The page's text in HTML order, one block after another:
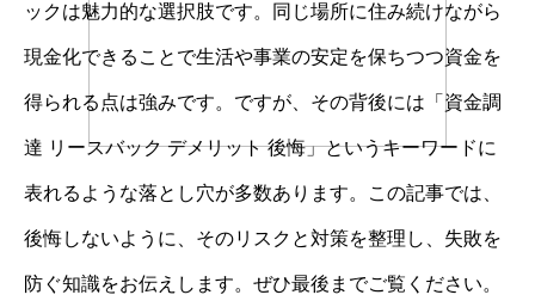
ックは魅力的な選択肢です。同じ場所に住み続けながら
現金化できることで生活や事業の安定を保ちつつ資金を
得られる点は強みです。ですが、その背後には「資金調
達 リースバック デメリット 後悔」というキーワードに
表れるような落とし穴が多数あります。この記事では、
後悔しないように、そのリスクと対策を整理し、失敗を
防ぐ知識をお伝えします。ぜひ最後までご覧ください。